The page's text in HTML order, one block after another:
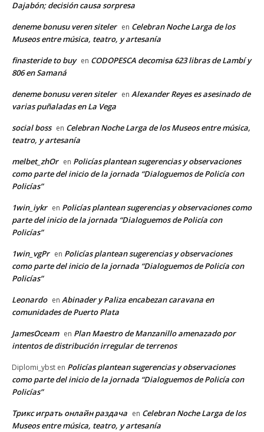
Dajabón; decisión causa sorpresa
deneme bonusu veren siteler en Celebran Noche Larga de los
Museos entre música, teatro, y artesanía
finasteride to buy en CODOPESCA decomisa 623 libras de Lambí y
806 en Samaná
deneme bonusu veren siteler en Alexander Reyes es asesinado de
varias puñaladas en La Vega
social boss en Celebran Noche Larga de los Museos entre música,
teatro, y artesanía
melbet_zhOr en Policías plantean sugerencias y observaciones
como parte del inicio de la jornada “Dialoguemos de Policía con
Policías”
1win_iykr en Policías plantean sugerencias y observaciones como
parte del inicio de la jornada “Dialoguemos de Policía con
Policías”
1win_vgPr en Policías plantean sugerencias y observaciones
como parte del inicio de la jornada “Dialoguemos de Policía con
Policías”
Leonardo en Abinader y Paliza encabezan caravana en
comunidades de Puerto Plata
JamesOceam en Plan Maestro de Manzanillo amenazado por
intentos de distribución irregular de terrenos
Diplomi_ybst en Policías plantean sugerencias y observaciones
como parte del inicio de la jornada “Dialoguemos de Policía con
Policías”
Трикс играть онлайн раздача en Celebran Noche Larga de los
Museos entre música, teatro, y artesanía